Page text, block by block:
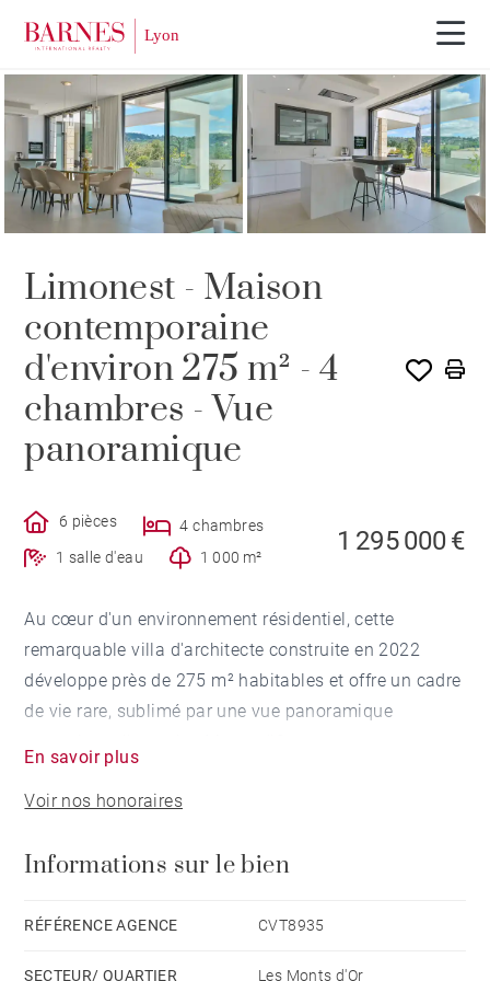
Limonest - Maison
contemporaine
d'environ 275 m² - 4
chambres - Vue
panoramique
6 pièces
4 chambres
1 salle d'eau
1 000 m²
1 295 000 €
Au cœur d'un environnement résidentiel, cette
remarquable villa d'architecte construite en 2022
développe près de 275 m² habitables et offre un cadre
de vie rare, sublimé par une vue panoramique
Dès l'arrivée, l'architecture contemporaine et
espaces ont été pensés pour privilégier la lumière, les
La vaste pièce de réception, baignée de lumière grâce
En savoir plus
Voir nos honoraires
Informations sur le bien
RÉFÉRENCE AGENCE CVT8935
SECTEUR/ QUARTIER Les Monts d'Or